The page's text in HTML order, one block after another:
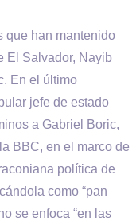
que han mantenido
El Salvador, Nayib
En el último
jefe de estado
a Gabriel Boric,
BBC, en el marco de
política de
como “pan
se enfoca “en las